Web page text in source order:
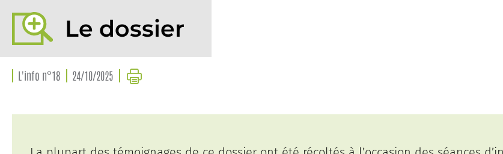
Le dossier
L'info n°18 24/10/2025